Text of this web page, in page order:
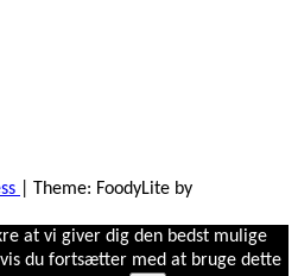
Theme: FoodyLite by
at vi giver dig den bedst mulige
du fortsætter med at bruge dette